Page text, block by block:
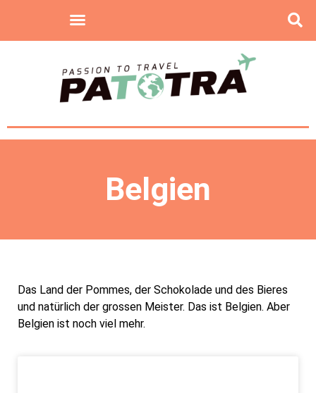
Belgien
Das Land der Pommes, der Schokolade und des Bieres
und natürlich der grossen Meister. Das ist Belgien. Aber
Belgien ist noch viel mehr.